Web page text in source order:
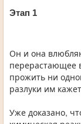
Этап 1
Он и она
перерастающее
прожить ни
разлуки им
Уже доказано,